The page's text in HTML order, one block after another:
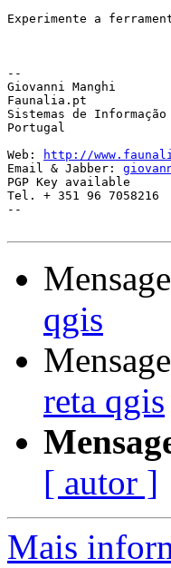
Experimente a
--
Giovanni Manghi
Faunalia.pt
Sistemas de
Portugal
Web:
http://
Email & Jabber:
PGP Key available
Tel. + 351 96 7058216
--
qgis
reta qgis
[ autor ]
Mais